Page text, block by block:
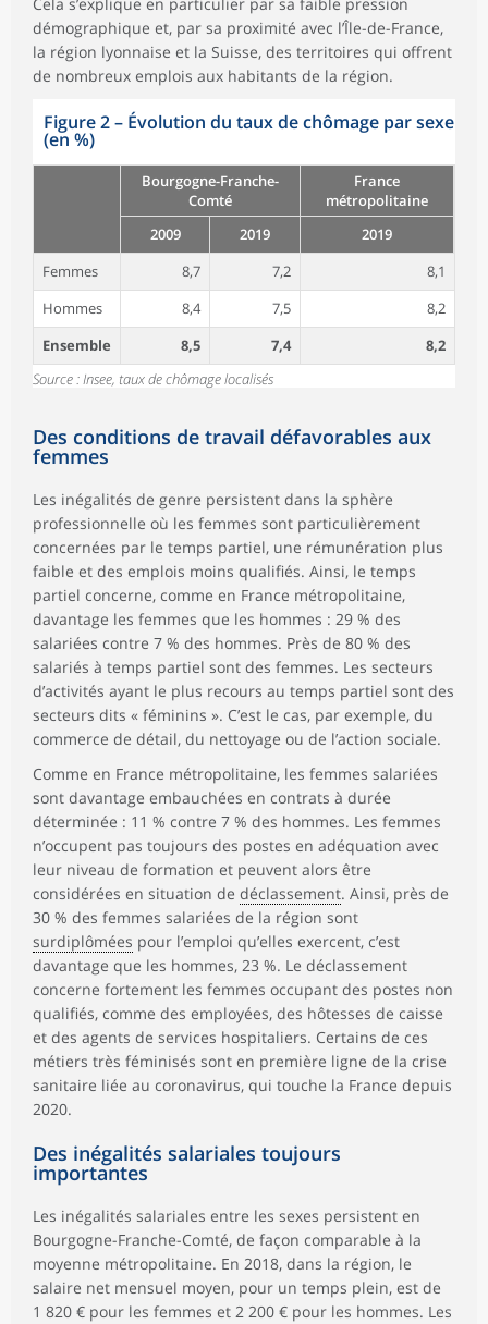
Cela s’explique en particulier par sa faible pression
démographique et, par sa proximité avec l’Île-de-France,
la région lyonnaise et la Suisse, des territoires qui offrent
de nombreux emplois aux habitants de la région.
Figure 2– Évolution du taux de chômage par sexe
(en %)
Bourgogne-Franche-
Comté
France
métropolitaine
2009
2019
2019
Femmes
8,7 7,2
8,1
Hommes
8,4 7,5
8,2
Ensemble
8,5 7,4
8,2
Source : Insee, taux de chômage localisés
Des conditions de travail défavorables aux
femmes
Les inégalités de genre persistent dans la sphère
professionnelle où les femmes sont particulièrement
concernées par le temps partiel, une rémunération plus
faible et des emplois moins qualifiés. Ainsi, le temps
partiel concerne, comme en France métropolitaine,
davantage les femmes que les hommes : 29 % des
salariées contre 7 % des hommes. Près de 80 % des
salariés à temps partiel sont des femmes. Les secteurs
d’activités ayant le plus recours au temps partiel sont des
secteurs dits « féminins ». C’est le cas, par exemple, du
commerce de détail, du nettoyage ou de l’action sociale.
Comme en France métropolitaine, les femmes salariées
sont davantage embauchées en contrats à durée
déterminée : 11 % contre 7 % des hommes. Les femmes
n’occupent pas toujours des postes en adéquation avec
leur niveau de formation et peuvent alors être
considérées en situation de déclassement. Ainsi, près de
30 % des femmes salariées de la région sont
surdiplômées pour l’emploi qu’elles exercent, c’est
davantage que les hommes, 23 %. Le déclassement
concerne fortement les femmes occupant des postes non
qualifiés, comme des employées, des hôtesses de caisse
et des agents de services hospitaliers. Certains de ces
métiers très féminisés sont en première ligne de la crise
sanitaire liée au coronavirus, qui touche la France depuis
2020.
Des inégalités salariales toujours
importantes
Les inégalités salariales entre les sexes persistent en
Bourgogne-Franche-Comté, de façon comparable à la
moyenne métropolitaine. En 2018, dans la région, le
salaire net mensuel moyen, pour un temps plein, est de
1 820 € pour les femmes et 2 200 € pour les hommes. Les